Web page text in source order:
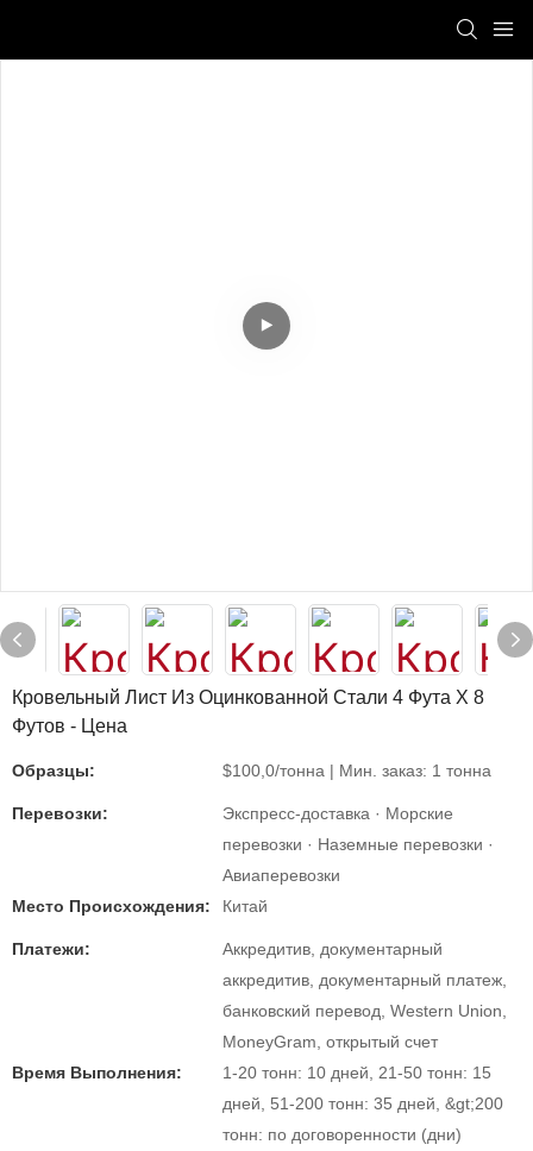
Кровельный Лист Из Оцинкованной Стали 4 Фута X 8
Футов - Цена
Образцы: $100,0/тонна | Мин. заказ: 1 тонна
Перевозки:
Экспресс-доставка · Морские
перевозки · Наземные перевозки ·
Авиаперевозки
Место Происхождения:
Китай
Платежи:
Аккредитив, документарный
аккредитив, документарный платеж,
банковский перевод, Western Union,
MoneyGram, открытый счет
Время Выполнения:
1-20 тонн: 10 дней, 21-50 тонн: 15
дней, 51-200 тонн: 35 дней, &gt;200
тонн: по договоренности (дни)